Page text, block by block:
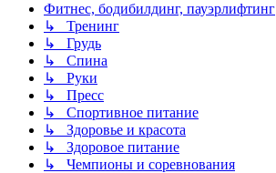
Фитнес, бодибилдинг, пауэрлифтинг
↳ Тренинг
↳ Грудь
↳ Спина
↳ Руки
↳ Пресс
↳ Спортивное питание
↳ Здоровье и красота
↳ Здоровое питание
↳ Чемпионы и соревнования